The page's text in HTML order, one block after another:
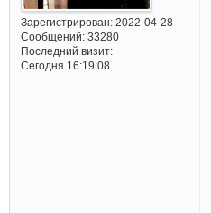
Зарегистрирован: 2022-04-28
Сообщений:33280
Последний визит:
Сегодня 16:19:08